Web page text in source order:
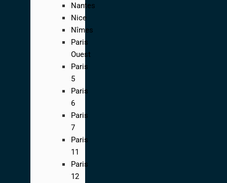
Nantes
Nice
Nîmes
Paris
Ouest
Paris
5
Paris
6
Paris
7
Paris
11
Paris
12